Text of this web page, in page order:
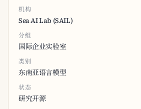
机构
Sea AI Lab (SAIL)
分组
国际企业实验室
类别
东南亚语言模型
状态
研究开源